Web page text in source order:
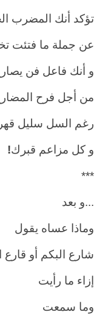
تؤكد أنك المضرب
عن جملة ما فتئت
و أنك فاعل فن
من أجل فرح
رغم السل سليل
و كل مزاعم قبرك!
***
...و بعد
وماذا عساه يقول
شارع البكم أو قارع
إزاء ما رأيت
وما سمعت